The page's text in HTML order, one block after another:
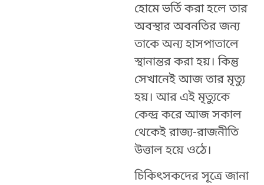
হোমে ভর্তি করা হলে তার
অবস্থার অবনতির জন্য
তাকে অন্য হাসপাতালে
স্থানান্তর করা হয়। কিন্তু
সেখানেই আজ তার মৃত্যু
হয়। আর এই মৃত্যুকে
কেন্দ্র করে আজ সকাল
থেকেই রাজ্য-রাজনীতি
উত্তাল হয়ে ওঠে।
চিকিৎসকদের সূত্রে জানা